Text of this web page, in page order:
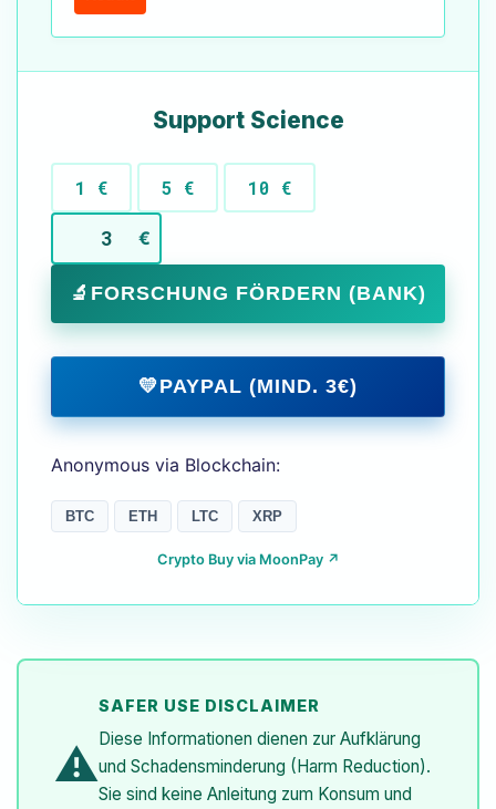
Support Science
1 € 5 € 10 €
€
🔬 FORSCHUNG FÖRDERN (BANK)
💛PAYPAL (MIND. 3€)
Anonymous via Blockchain:
BTC ETH LTC XRP
Crypto Buy via MoonPay ↗
⚠️
SAFER USE DISCLAIMER
Diese Informationen dienen zur Aufklärung
und Schadensminderung (Harm Reduction).
Sie sind keine Anleitung zum Konsum und